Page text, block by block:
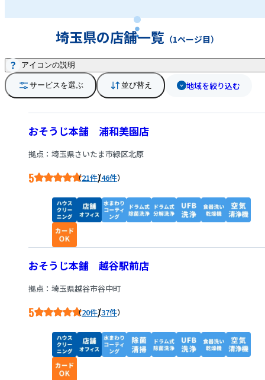
埼玉県の店舗一覧 （1ページ目）
サービスを選ぶ 並び替え 地域を絞り込む
アイコンの説明
おそうじ本舗 浦和美園店
拠点：埼玉県さいたま市緑区北原
5 21件/46件
おそうじ本舗 越谷駅前店
拠点：埼玉県越谷市谷中町
5 20件/37件